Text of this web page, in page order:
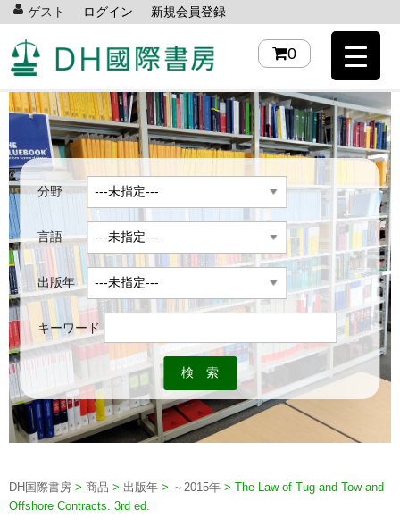
ゲスト ログイン 新規会員登録
0
分野
言語
出版年
キーワード
DH国際書房 > 商品 > 出版年 > ～2015年 > The Law of Tug and Tow and
Offshore Contracts. 3rd ed.